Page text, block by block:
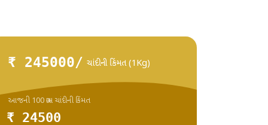
₹ 245000/ ચાંદીની કિંમત (1Kg)
₹ 24500
આજની 100 ગ્રામ ચાંદીની કિંમત